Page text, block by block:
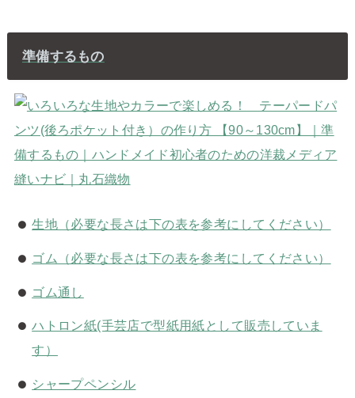
準備するもの
生地（必要な長さは下の表を参考にしてください）
ゴム（必要な長さは下の表を参考にしてください）
ゴム通し
ハトロン紙(手芸店で型紙用紙として販売していま
す）
シャープペンシル